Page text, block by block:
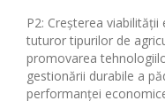
P2: Creșterea
tuturor tipurilor de
promovarea
gestionării durabile a
performanței